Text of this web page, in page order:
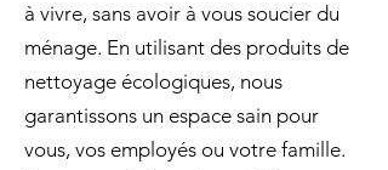
à vivre, sans avoir à vous soucier du
ménage. En utilisant des produits de
nettoyage écologiques, nous
garantissons un espace sain pour
vous, vos employés ou votre famille.